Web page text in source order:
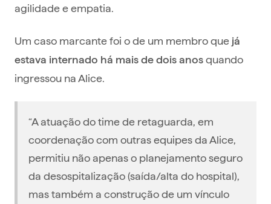
agilidade e empatia.
Um caso marcante foi o de um membro que já
estava internado há mais de dois anos quando
ingressou na Alice.
“A atuação do time de retaguarda, em
coordenação com outras equipes da Alice,
permitiu não apenas o planejamento seguro
da desospitalização (saída/alta do hospital),
mas também a construção de um vínculo